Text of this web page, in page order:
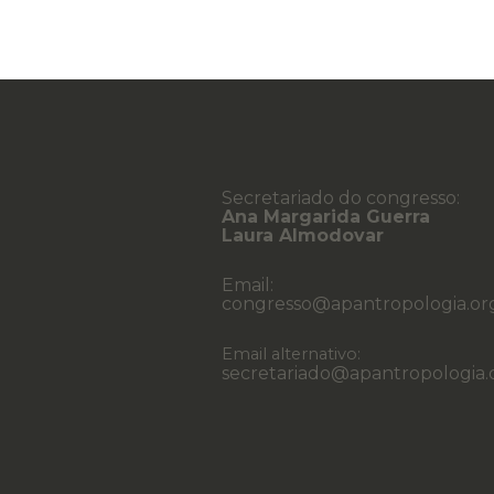
Secretariado do congresso:
Ana Margarida Guerra
Laura Almodovar
Email:
Email alternativo: